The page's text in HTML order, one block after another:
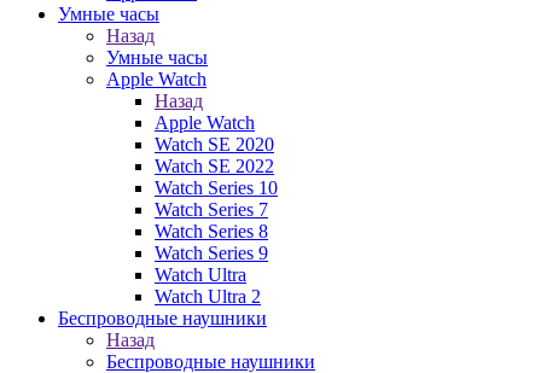
Умные часы
Назад
Умные часы
Apple Watch
Назад
Apple Watch
Watch SE 2020
Watch SE 2022
Watch Series 10
Watch Series 7
Watch Series 8
Watch Series 9
Watch Ultra
Watch Ultra 2
Беспроводные наушники
Назад
Беспроводные наушники